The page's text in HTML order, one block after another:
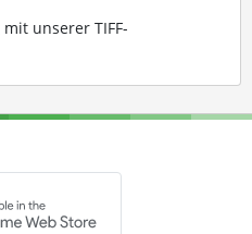
unserer TIFF-